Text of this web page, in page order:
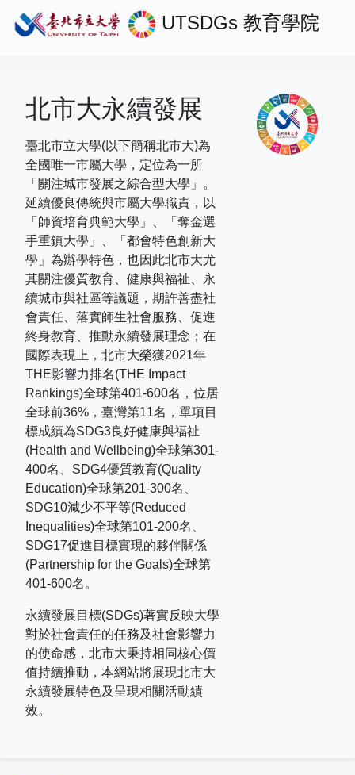
UTSDGs 教育學院
北市大永續發展
臺北市立大學(以下簡稱北市大)為
全國唯一市屬大學，定位為一所
「關注城市發展之綜合型大學」。
延續優良傳統與市屬大學職責，以
「師資培育典範大學」、「奪金選
手重鎮大學」、「都會特色創新大
學」為辦學特色，也因此北市大尤
其關注優質教育、健康與福祉、永
續城市與社區等議題，期許善盡社
會責任、落實師生社會服務、促進
終身教育、推動永續發展理念；在
國際表現上， 北市大榮獲2021年
THE影響力排名(THE Impact
Rankings)全球第401-600名，位居
全球前36% ，臺灣第11名，單項目
標成績為SDG3良好健康與福祉
(Health and Wellbeing)全球第301-
400名、 SDG4優質教育(Quality
Education)全球第201-300名、
SDG10減少不平等(Reduced
Inequalities)全球第101-200名、
SDG17促進目標實現的夥伴關係
(Partnership for the Goals)全球第
401-600名。
永續發展目標(SDGs)著實反映大學
對於社會責任的任務及社會影響力
的使命感，北市大秉持相同核心價
值持續推動，本網站將展現北市大
永續發展特色及呈現相關活動績
效。